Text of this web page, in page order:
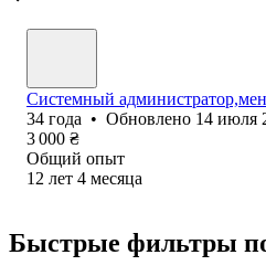
Системный
34 года • Обновлено 14 июля
3 000 ₴
Общий опыт
12 лет 4 месяца
Быстрые фильтры